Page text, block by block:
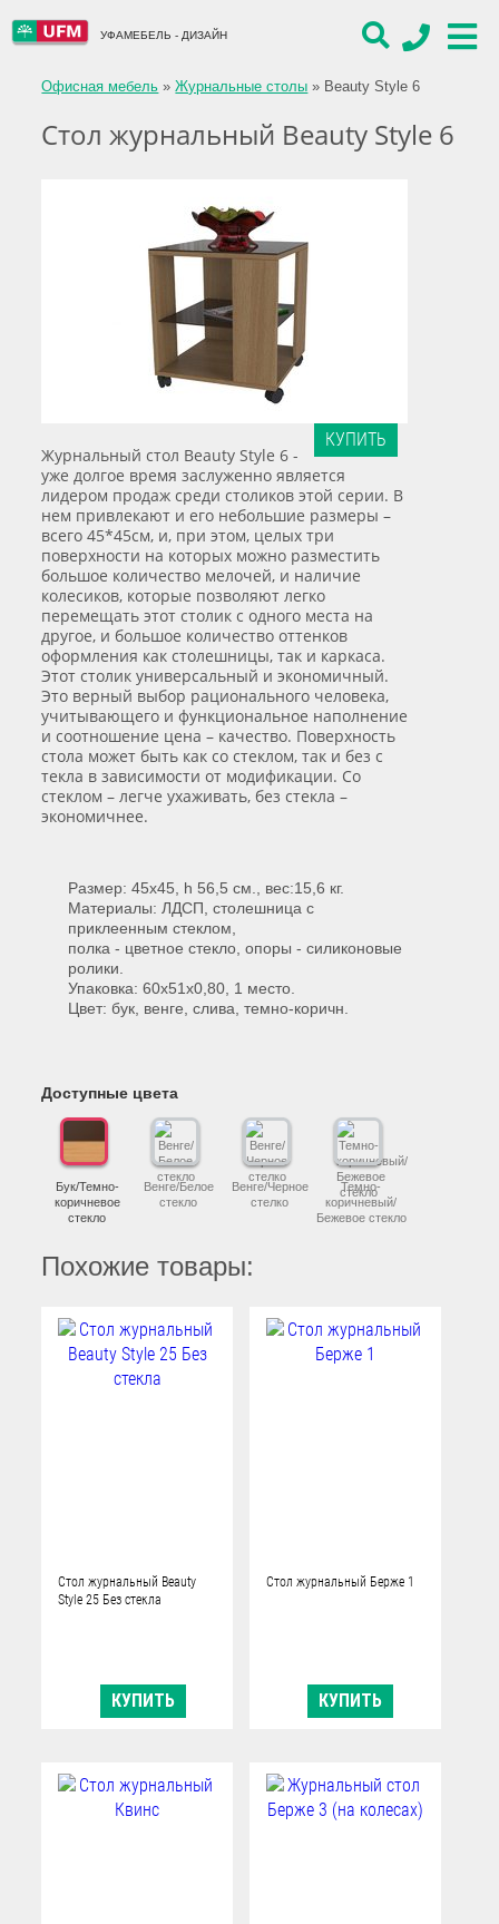
УФАМЕБЕЛЬ - ДИЗАЙН
Офисная мебель »Журнальные столы » Beauty Style 6
Стол журнальный Beauty Style 6
КУПИТЬ
Журнальный стол Beauty Style 6 -
уже долгое время заслуженно является
лидером продаж среди столиков этой серии. В
нем привлекают и его небольшие размеры –
всего 45*45см, и, при этом, целых три
поверхности на которых можно разместить
большое количество мелочей, и наличие
колесиков, которые позволяют легко
перемещать этот столик с одного места на
другое, и большое количество оттенков
оформления как столешницы, так и каркаса.
Этот столик универсальный и экономичный.
Это верный выбор рационального человека,
учитывающего и функциональное наполнение
и соотношение цена – качество. Поверхность
стола может быть как со стеклом, так и без с
текла в зависимости от модификации. Со
стеклом – легче ухаживать, без стекла –
экономичнее.
Размер: 45х45, h 56,5 см., вес:15,6 кг.
Материалы: ЛДСП, столешница с
приклеенным стеклом,
полка - цветное стекло, опоры - силиконовые
ролики.
Упаковка: 60х51х0,80, 1 место.
Цвет: бук, венге, слива, темно-коричн.
Доступные цвета
Бук/Темно-
коричневое
стекло
Венге/Белое
стекло
Венге/Черное
стелко
Темно-
коричневый/
Бежевое стекло
Похожие товары:
Стол журнальный Beauty
Style 25 Без стекла
КУПИТЬ
Стол журнальный Берже 1
КУПИТЬ